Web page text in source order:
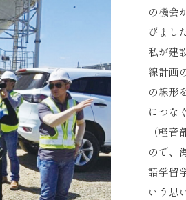
の機会
びまし
私が建
線計画
の線形
につな
（軽
ので、
語学留
いう思